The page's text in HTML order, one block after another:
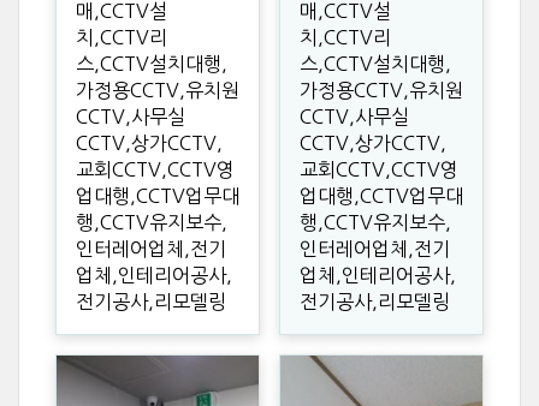
매,CCTV설
치,CCTV리
스,CCTV설치대행,
가정용CCTV,유치원
CCTV,사무실
CCTV,상가CCTV,
교회CCTV,CCTV영
업대행,CCTV업무대
행,CCTV유지보수,
인터레어업체,전기
업체,인테리어공사,
전기공사,리모델링
매,CCTV설
치,CCTV리
스,CCTV설치대행,
가정용CCTV,유치원
CCTV,사무실
CCTV,상가CCTV,
교회CCTV,CCTV영
업대행,CCTV업무대
행,CCTV유지보수,
인터레어업체,전기
업체,인테리어공사,
전기공사,리모델링